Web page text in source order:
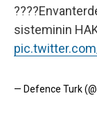
sisteminin
— Defence Turk